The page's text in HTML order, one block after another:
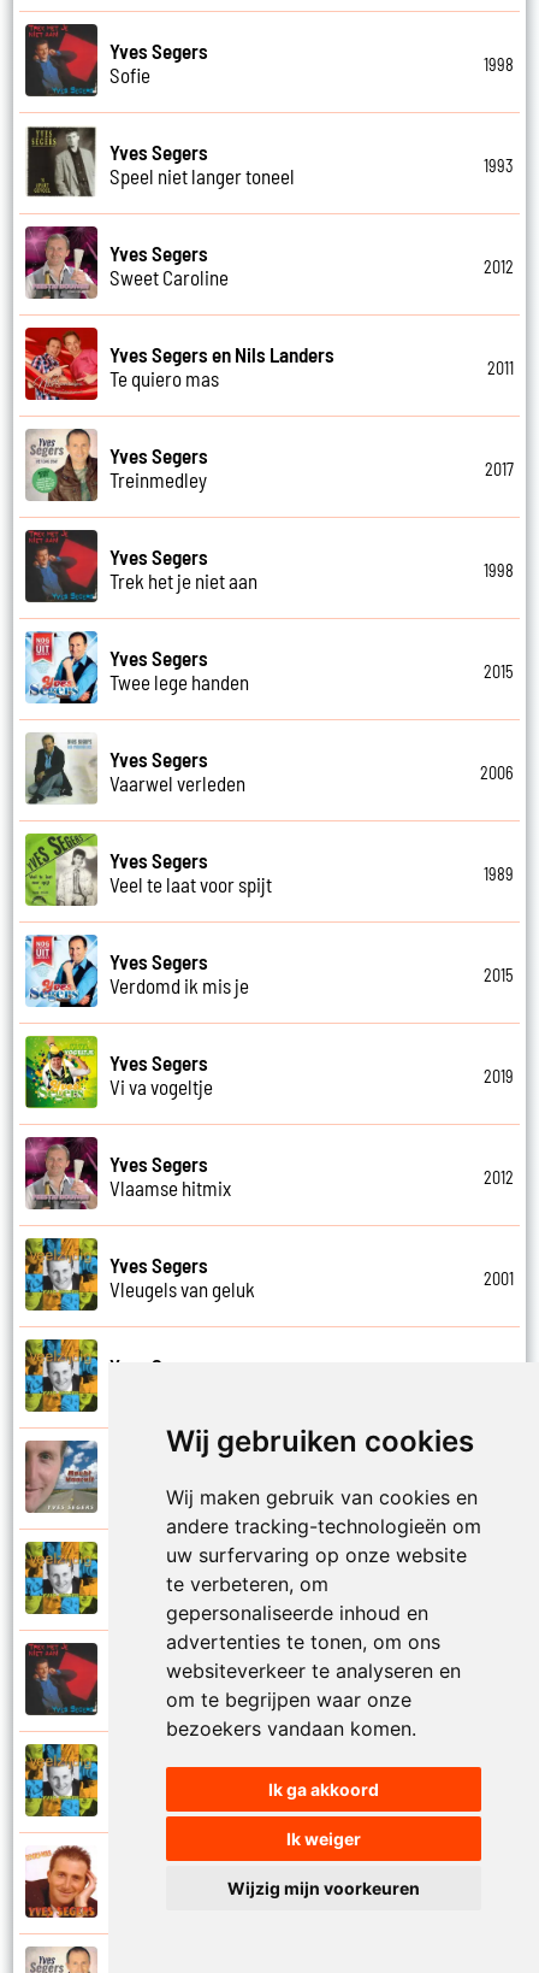
Wij gebruiken cookies
Wij maken gebruik van cookies en
andere tracking-technologieën om
uw surfervaring op onze website
te verbeteren, om
gepersonaliseerde inhoud en
advertenties te tonen, om ons
websiteverkeer te analyseren en
om te begrijpen waar onze
bezoekers vandaan komen.
Ik ga akkoord
Ik weiger
Wijzig mijn voorkeuren
Yves Segers
Sofie
1998
Yves Segers
Speel niet langer toneel
1993
Yves Segers
Sweet Caroline
2012
Yves Segers en Nils Landers
Te quiero mas
2011
Yves Segers
Treinmedley
2017
Yves Segers
Trek het je niet aan
1998
Yves Segers
Twee lege handen
2015
Yves Segers
Vaarwel verleden
2006
Yves Segers
Veel te laat voor spijt
1989
Yves Segers
Verdomd ik mis je
2015
Yves Segers
Vi va vogeltje
2019
Yves Segers
Vlaamse hitmix
2012
Yves Segers
Vleugels van geluk
2001
Yves Segers
Yves Segers
Voor je gaat
Yves Segers
Voor jou
Yves Segers